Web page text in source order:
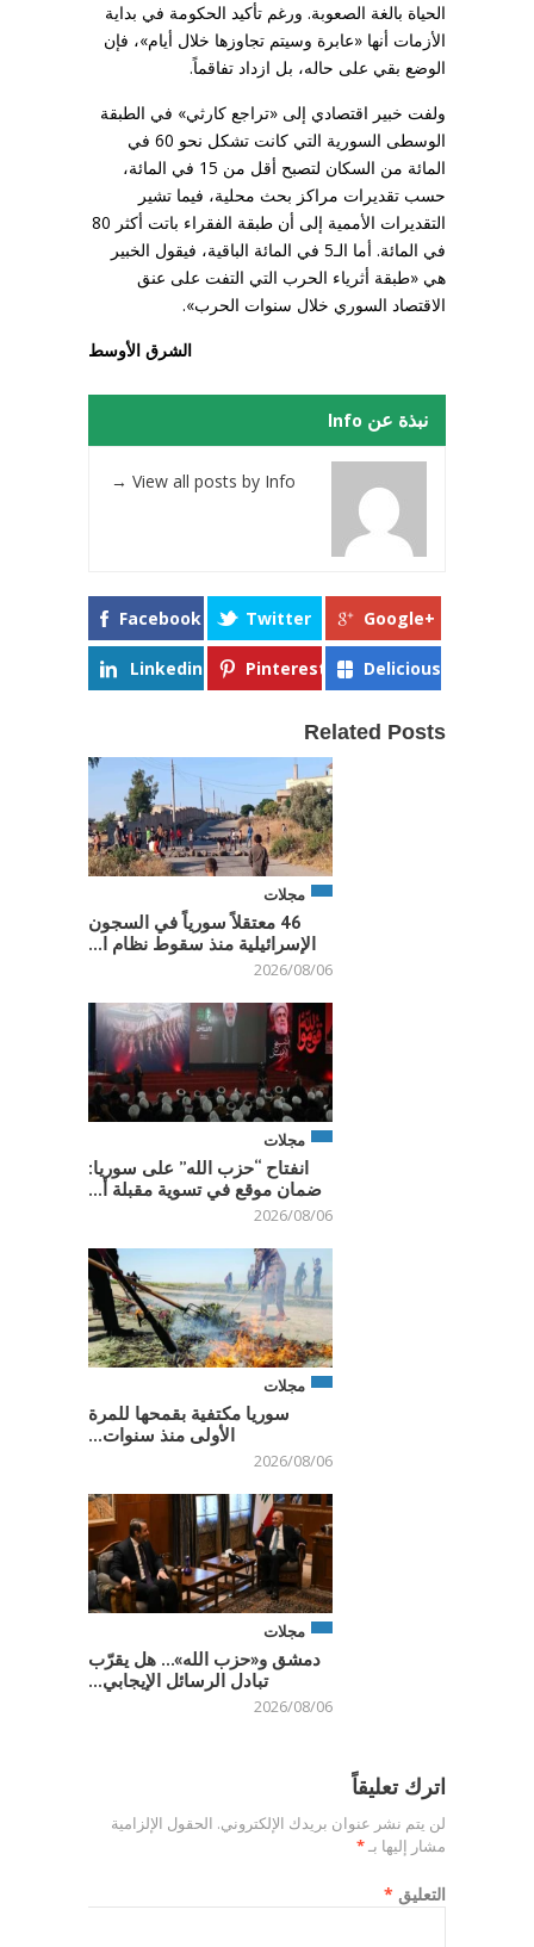
الحياة بالغة الصعوبة. ورغم تأكيد الحكومة في بداية
الأزمات أنها «عابرة وسيتم تجاوزها خلال أيام»، فإن
الوضع بقي على حاله، بل ازداد تفاقماً.
ولفت خبير اقتصادي إلى «تراجع كارثي» في الطبقة
الوسطى السورية التي كانت تشكل نحو 60 في
المائة من السكان لتصبح أقل من 15 في المائة،
حسب تقديرات مراكز بحث محلية، فيما تشير
التقديرات الأممية إلى أن طبقة الفقراء باتت أكثر 80
في المائة. أما الـ5 في المائة الباقية، فيقول الخبير
هي «طبقة أثرياء الحرب التي التفت على عنق
الاقتصاد السوري خلال سنوات الحرب».
الشرق الأوسط
نبذة عن Info
View all posts by Info
→
Facebook Twitter Google+
Linkedin Pinterest Delicious
Related Posts
مجلات
46 معتقلاً سورياً في السجون
الإسرائيلية منذ سقوط نظام ا...
2026/08/06
مجلات
انفتاح “حزب الله” على سوريا:
ضمان موقع في تسوية مقبلة أ...
2026/08/06
مجلات
سوريا مكتفية بقمحها للمرة
الأولى منذ سنوات...
2026/08/06
مجلات
دمشق و«حزب الله»… هل يقرّب
تبادل الرسائل الإيجابي...
2026/08/06
اترك تعليقاً
لن يتم نشر عنوان بريدك الإلكتروني. الحقول الإلزامية
مشار إليها بـ*
التعليق *